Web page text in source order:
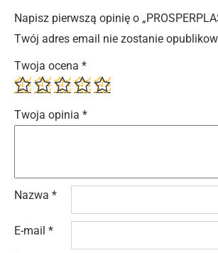
Napisz pierwszą opinię o
Twój adres email nie zostanie
Twoja ocena *
Twoja opinia *
Nazwa *
E-mail *